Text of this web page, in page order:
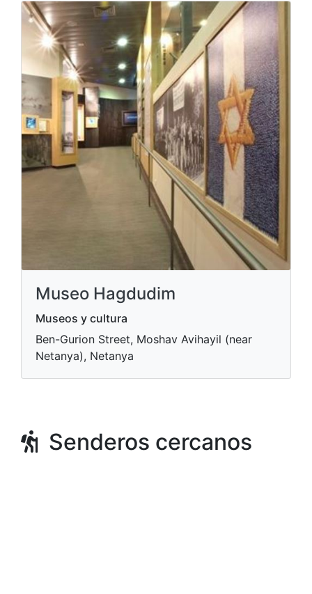
Museo Hagdudim
Museos y cultura
Ben-Gurion Street, Moshav Avihayil (near
Netanya), Netanya
Senderos cercanos